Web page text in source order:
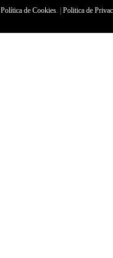
Política de Cookies. | Politica de